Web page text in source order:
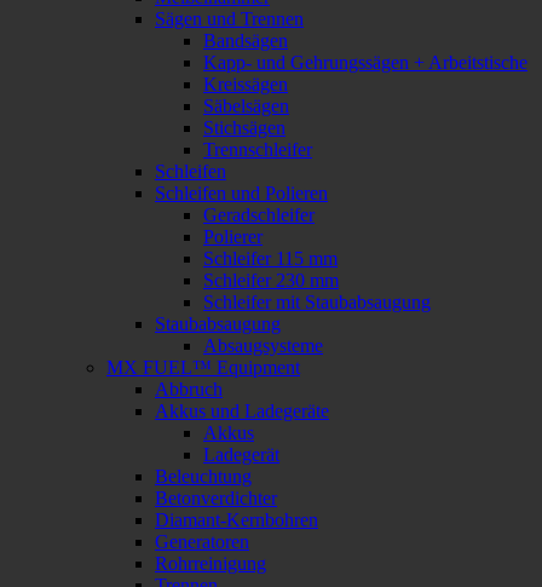
Sägen und Trennen
Bandsägen
Kapp- und Gehrungssägen + Arbeitstische
Kreissägen
Säbelsägen
Stichsägen
Trennschleifer
Schleifen
Schleifen und Polieren
Geradschleifer
Polierer
Schleifer 115 mm
Schleifer 230 mm
Schleifer mit Staubabsaugung
Staubabsaugung
Absaugsysteme
MX FUEL™ Equipment
Abbruch
Akkus und Ladegeräte
Akkus
Ladegerät
Beleuchtung
Betonverdichter
Diamant-Kernbohren
Generatoren
Rohrreinigung